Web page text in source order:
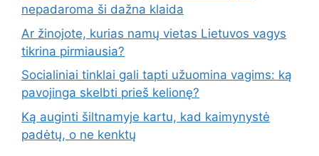
nepadaroma ši dažna klaida
Ar žinojote, kurias namų vietas Lietuvos vagys
tikrina pirmiausia?
Socialiniai tinklai gali tapti užuomina vagims: ką
pavojinga skelbti prieš kelionę?
Ką auginti šiltnamyje kartu, kad kaimynystė
padėtų, o ne kenktų